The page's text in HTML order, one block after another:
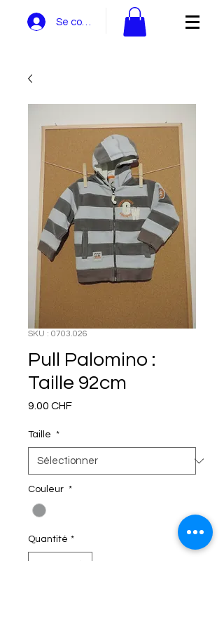
Se connecter
SKU : 0703.026
Pull Palomino :
Taille 92cm
9.00 CHFPrix
Taille *
Couleur *
Quantité *